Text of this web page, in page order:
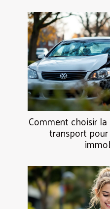
Comment choisir
transport